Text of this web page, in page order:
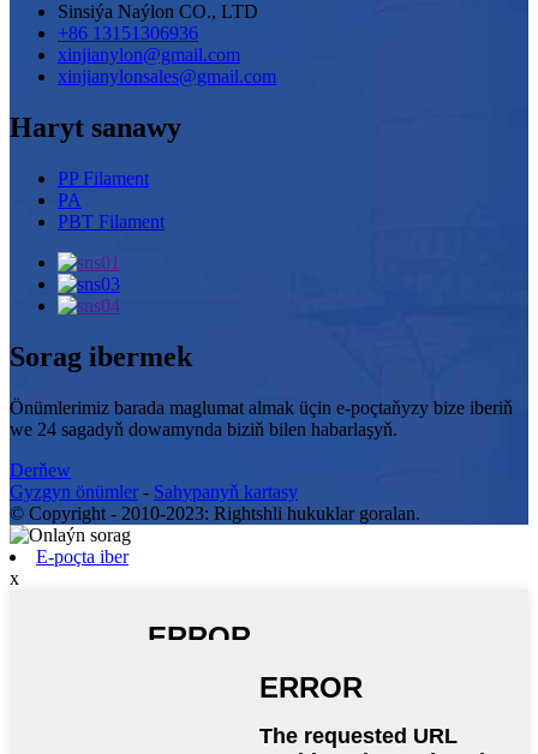
Sinsiýa Naýlon CO., LTD
+86 13151306936
xinjianylon@gmail.com
xinjianylonsales@gmail.com
Haryt sanawy
PP Filament
PA
PBT Filament
Sorag ibermek
Önümlerimiz barada maglumat almak üçin e-poçtaňyzy bize iberiň
we 24 sagadyň dowamynda biziň bilen habarlaşyň.
Derňew
Gyzgyn önümler - Sahypanyň kartasy
© Copyright - 2010-2023: Rightshli hukuklar goralan.
E-poçta iber
x